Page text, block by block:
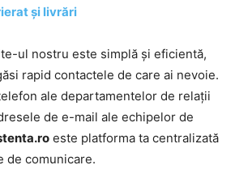
și livrări
ul nostru este simplă și eficientă,
rapid contactele de care ai nevoie.
ale departamentelor de relații
de e-mail ale echipelor de
este platforma ta centralizată
de comunicare.